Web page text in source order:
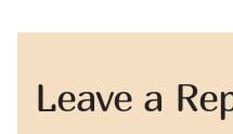
Leave a